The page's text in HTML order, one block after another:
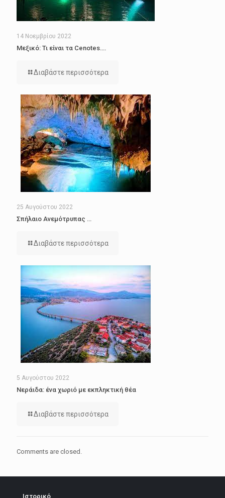
14 Νοεμβρίου 2022
Μεξικό: Τι είναι τα Cenotes….
Διαβάστε περισσότερα
25 Αυγούστου 2022
Σπήλαιο Ανεμότρυπας …
Διαβάστε περισσότερα
5 Αυγούστου 2022
Νεράιδα: ένα χωριό με εκπληκτική θέα
Διαβάστε περισσότερα
Comments are closed.
Ιστορικό